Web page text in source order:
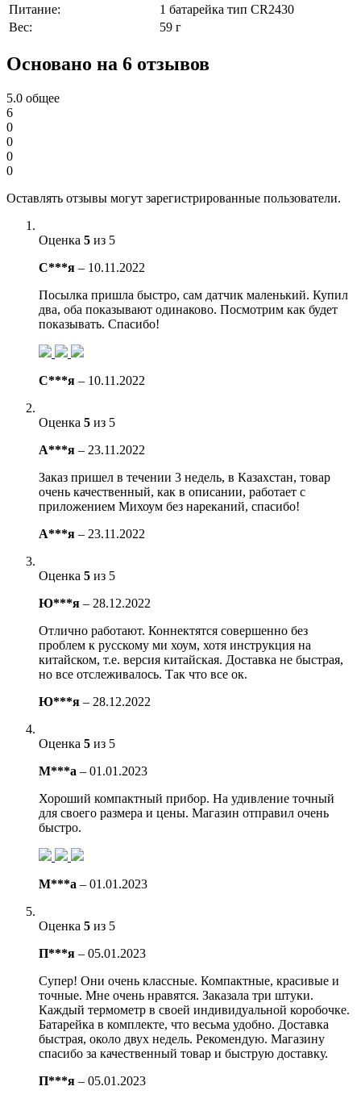
Питание:
1 батарейка тип CR2430
Вес:
59 г
Основано на 6 отзывов
5.0 общее
6
0
0
0
0
Оставлять отзывы могут зарегистрированные пользователи.
Оценка 5 из 5
С***я – 10.11.2022
Посылка пришла быстро, сам датчик маленький. Купил
два, оба показывают одинаково. Посмотрим как будет
показывать. Спасибо!
С***я – 10.11.2022
Оценка 5 из 5
А***я – 23.11.2022
Заказ пришел в течении 3 недель, в Казахстан, товар
очень качественный, как в описании, работает с
приложением Михоум без нареканий, спасибо!
А***я – 23.11.2022
Оценка 5 из 5
Ю***я – 28.12.2022
Отлично работают. Коннектятся совершенно без
проблем к русскому ми хоум, хотя инструкция на
китайском, т.е. версия китайская. Доставка не быстрая,
но все отслеживалось. Так что все ок.
Ю***я – 28.12.2022
Оценка 5 из 5
М***а – 01.01.2023
Хороший компактный прибор. На удивление точный
для своего размера и цены. Магазин отправил очень
быстро.
М***а – 01.01.2023
Оценка 5 из 5
П***я – 05.01.2023
Супер! Они очень классные. Компактные, красивые и
точные. Мне очень нравятся. Заказала три штуки.
Каждый термометр в своей индивидуальной коробочке.
Батарейка в комплекте, что весьма удобно. Доставка
быстрая, около двух недель. Рекомендую. Магазину
спасибо за качественный товар и быструю доставку.
П***я – 05.01.2023